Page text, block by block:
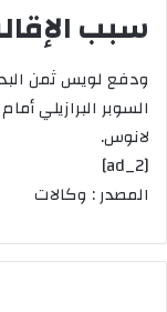
سبب
ودفع لويس ثمن
السوبر البرازيلي
لانوس.
[ad_2]
المصدر : وكالات